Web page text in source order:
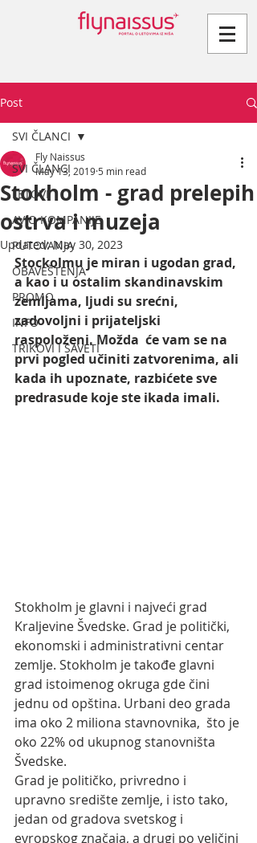
Post
SVI ČLANCI
LETOVI
AVIO KOMPANIJE
PUTOVANJA
OBAVEŠTENJA
PROMO
INFO
TRIKOVI I SAVETI
SVI ČLANCI
Stokholm - grad prelepih
ostrva i muzeja
Fly Naissus
May 13, 2019 5 min read
Updated:May 30, 2023
Stockolmu je miran i ugodan grad,
a kao i u ostalim skandinavskim
zemljama, ljudi su srećni,
zadovoljni i prijateljski
raspoloženi. Možda  će vam se na
prvi pogled učiniti zatvorenima, ali
kada ih upoznate, razbićete sve
predrasude koje ste ikada imali.
Stokholm je glavni i najveći grad
Kraljevine Švedske. Grad je politički,
ekonomski i administrativni centar
zemlje. Stokholm je takođe glavni
grad istoimenog okruga gde čini
jednu od opština. Urbani deo grada
ima oko 2 miliona stavnovnika,  što je
oko 22% od ukupnog stanovništa
Švedske.
Grad je političko, privredno i
upravno središte zemlje, i isto tako,
jedan od gradova svetskog i
evropskog značaja, a drugi po veličini